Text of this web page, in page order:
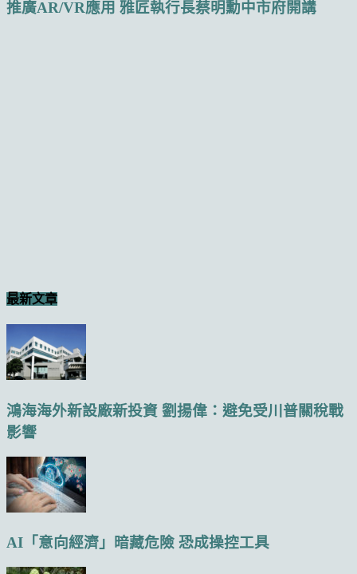
推廣AR/VR應用 雅匠執行長蔡明勳中市府開講
最新文章
鴻海海外新設廠新投資 劉揚偉：避免受川普關稅戰
影響
AI「意向經濟」暗藏危險 恐成操控工具